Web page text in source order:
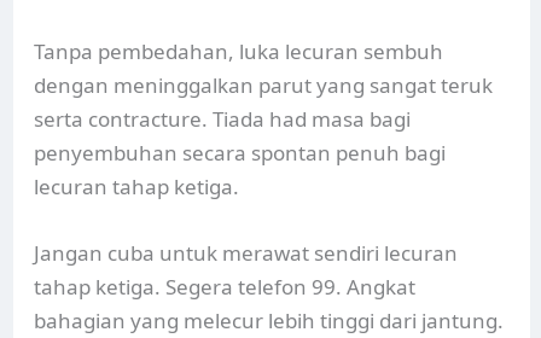
Tanpa pembedahan, luka lecuran sembuh
dengan meninggalkan parut yang sangat teruk
serta contracture. Tiada had masa bagi
penyembuhan secara spontan penuh bagi
lecuran tahap ketiga.
Jangan cuba untuk merawat sendiri lecuran
tahap ketiga. Segera telefon 99. Angkat
bahagian yang melecur lebih tinggi dari jantung.